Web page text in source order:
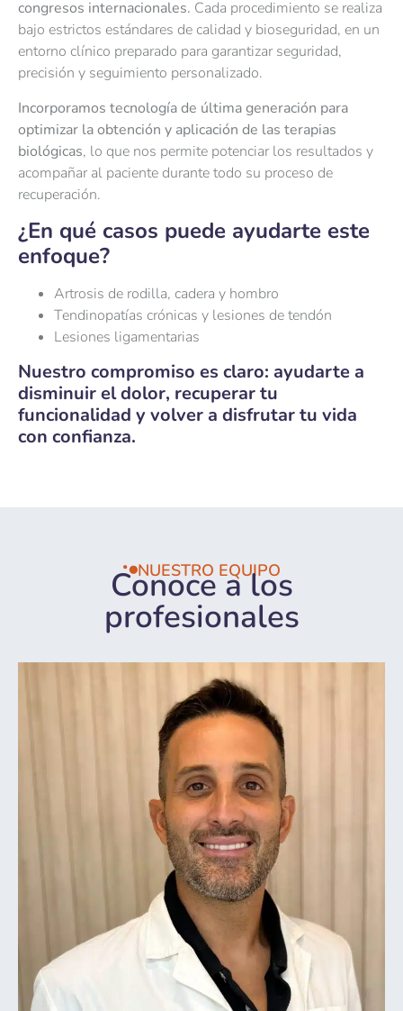
congresos internacionales. Cada procedimiento se realiza
bajo estrictos estándares de calidad y bioseguridad, en un
entorno clínico preparado para garantizar seguridad,
precisión y seguimiento personalizado.
Incorporamos tecnología de última generación para
optimizar la obtención y aplicación de las terapias
biológicas, lo que nos permite potenciar los resultados y
acompañar al paciente durante todo su proceso de
recuperación.
¿En qué casos puede ayudarte este
enfoque?
Artrosis de rodilla, cadera y hombro
Tendinopatías crónicas y lesiones de tendón
Lesiones ligamentarias
Nuestro compromiso es claro: ayudarte a
disminuir el dolor, recuperar tu
funcionalidad y volver a disfrutar tu vida
con confianza.
NUESTRO EQUIPO
Conoce a los
profesionales